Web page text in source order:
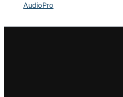
AudioPro